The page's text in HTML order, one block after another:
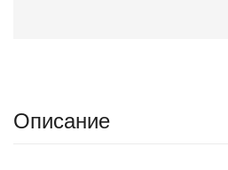
Описание